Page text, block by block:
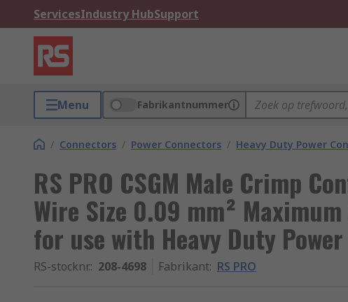
ServicesIndustry HubSupport
Menu Fabrikantnummer
/ Connectors / Power Connectors / Heavy Duty Power
RS PRO CSGM Male Crimp
Wire Size 0.09 mm²
for use with Heavy Duty Power
RS-stocknr.: 208-4698 Fabrikant: RS PRO